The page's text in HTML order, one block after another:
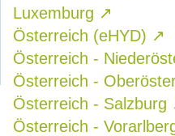
Luxemburg ↗
Österreich (eHYD) ↗
Österreich -
Österreich -
Österreich - Salzburg
Österreich -